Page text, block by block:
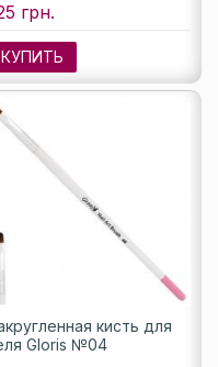
грн.
КУПИТЬ
кисть для
Gloris №04